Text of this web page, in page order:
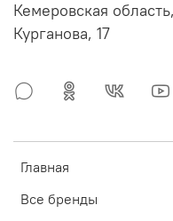
Главная
Все бренды
Кемеровская
Курганова, 17